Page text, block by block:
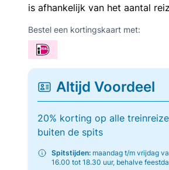
is afhankelijk van het aantal
Bestel een kortingskaart met:
Altijd Voordeel
20% korting op alle
buiten de spits
Spitstijden: maandag t/m vrijdag
16.00 tot 18.30 uur, behalve